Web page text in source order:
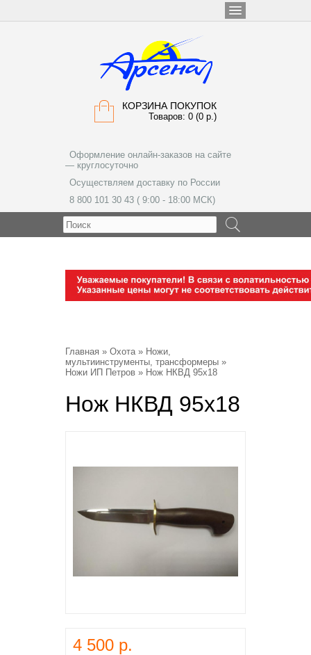
КОРЗИНА ПОКУПОК
Товаров: 0 (0 р.)
Оформление онлайн-заказов на сайте
— круглосуточно
Осуществляем доставку по России
8 800 101 30 43 ( 9:00 - 18:00 МСК)
Главная » Охота» Ножи,
мультиинструменты, трансформеры »
Ножи ИП Петров » Нож НКВД 95х18
Нож НКВД 95х18
4 500 р.